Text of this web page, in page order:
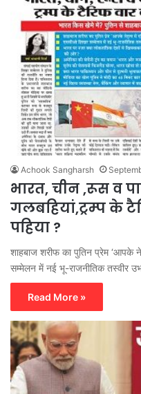
Achook Sangharsh
भारत, चीन ,रूस व
गलबहियां,ट्रम्प के
पहिया ?
शाहबाज शरीफ का पुतिन प्रेम ‘आपके
सम्मेलन में नई भू-राजनीतिक तस्वीर
Read More »